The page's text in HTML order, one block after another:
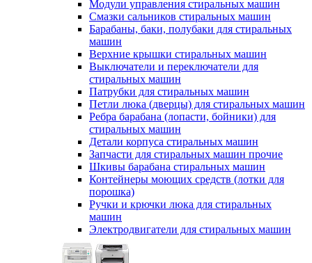
Модули управления стиральных машин
Смазки сальников стиральных машин
Барабаны, баки, полубаки для стиральных
машин
Верхние крышки стиральных машин
Выключатели и переключатели для
стиральных машин
Патрубки для стиральных машин
Петли люка (дверцы) для стиральных машин
Ребра барабана (лопасти, бойники) для
стиральных машин
Детали корпуса стиральных машин
Запчасти для стиральных машин прочие
Шкивы барабана стиральных машин
Контейнеры моющих средств (лотки для
порошка)
Ручки и крючки люка для стиральных
машин
Электродвигатели для стиральных машин